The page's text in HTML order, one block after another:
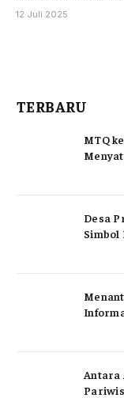
12 Juli 2025
TERBARU
MTQ
Desa
Simbol
Antara